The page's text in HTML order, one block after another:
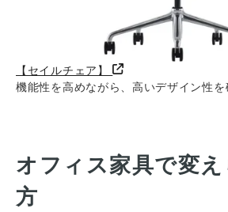
【セイルチェア】
機能性を高めながら、高いデザイン性
オフィス家具で変
方